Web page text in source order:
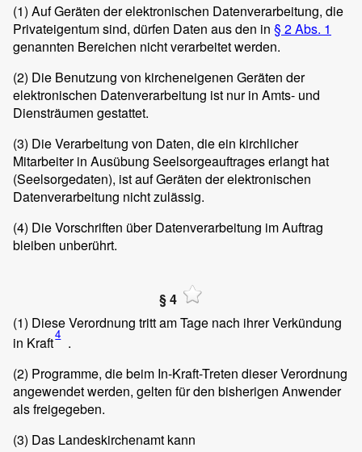
(1) Auf Geräten der elektronischen Datenverarbeitung, die
Privateigentum sind, dürfen Daten aus den in § 2 Abs. 1
genannten Bereichen nicht verarbeitet werden.
(2) Die Benutzung von kircheneigenen Geräten der
elektronischen Datenverarbeitung ist nur in Amts- und
Diensträumen gestattet.
(3) Die Verarbeitung von Daten, die ein kirchlicher
Mitarbeiter in Ausübung Seelsorgeauftrages erlangt hat
(Seelsorgedaten), ist auf Geräten der elektronischen
Datenverarbeitung nicht zulässig.
(4) Die Vorschriften über Datenverarbeitung im Auftrag
bleiben unberührt.
§ 4
(1) Diese Verordnung tritt am Tage nach ihrer Verkündung
in Kraft4 .
(2) Programme, die beim In-Kraft-Treten dieser Verordnung
angewendet werden, gelten für den bisherigen Anwender
als freigegeben.
(3) Das Landeskirchenamt kann